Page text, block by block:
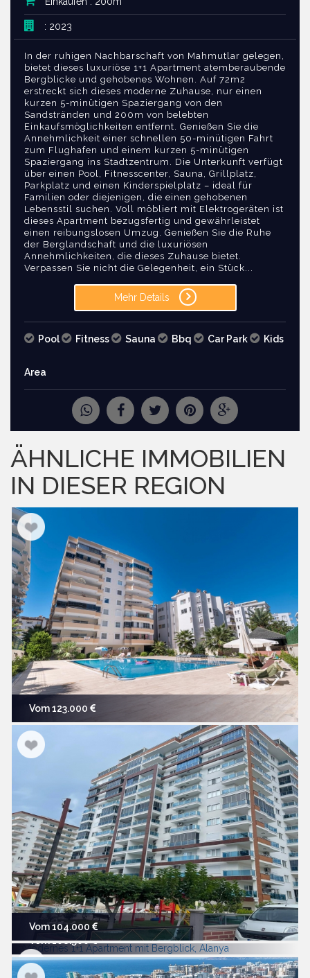
ANFRAGE NACH MEHR BILDERN
: 2023
In der ruhigen Nachbarschaft von Mahmutlar gelegen,
bietet dieses luxuriöse 1+1 Apartment atemberaubende
Bergblicke und gehobenes Wohnen. Auf 72m2
erstreckt sich dieses moderne Zuhause, nur einen
kurzen 5-minütigen Spaziergang von den
Sandstränden und 200m von belebten
Einkaufsmöglichkeiten entfernt. Genießen Sie die
Annehmlichkeit einer schnellen 50-minütigen Fahrt
zum Flughafen und einem kurzen 5-minütigen
Spaziergang ins Stadtzentrum. Die Unterkunft verfügt
über einen Pool, Fitnesscenter, Sauna, Grillplatz,
Parkplatz und einen Kinderspielplatz – ideal für
Familien oder diejenigen, die einen gehobenen
Lebensstil suchen. Voll möbliert mit Elektrogeräten ist
dieses Apartment bezugsfertig und gewährleistet
einen reibungslosen Umzug. Genießen Sie die Ruhe
der Berglandschaft und die luxuriösen
Annehmlichkeiten, die dieses Zuhause bietet.
Verpassen Sie nicht die Gelegenheit, ein Stück...
Mehr Details
Pool Fitness Sauna Bbq Car Park Kids
Area
ÄHNLICHE IMMOBILIEN
IN DIESER REGION
Vom 123.000
Vom 104.000
Vom 108.500